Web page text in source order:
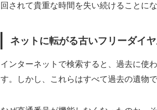
回されて貴重な時間を失い続けることにな
ネットに転がる古いフリーダイ
インターネットで検索すると、過去に使
す。しかし、これらはすべて過去の遺物で